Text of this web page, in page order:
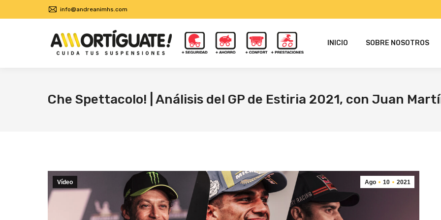
info@andreanimhs.com
INICIO SOBRE NOSOTROS
Che Spettacolo! | Análisis del GP de Estiria 2021, con Juan
Ago 10 2021
Vídeo